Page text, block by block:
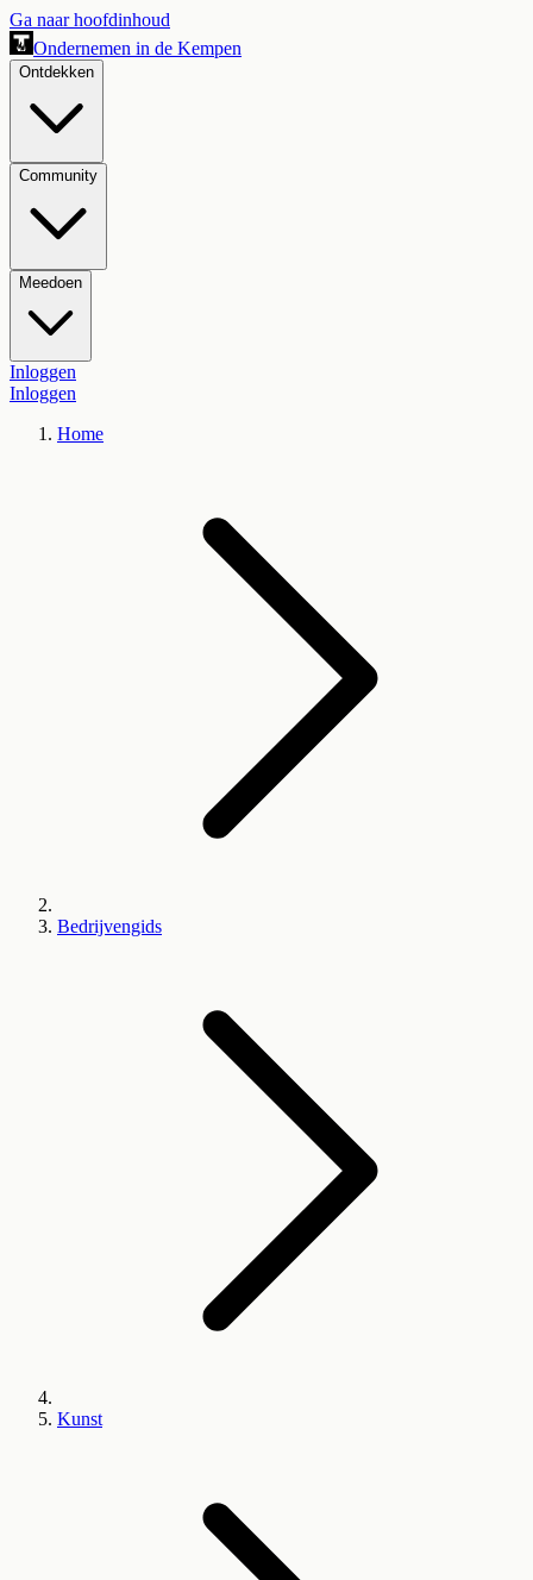
Ga naar hoofdinhoud
Ondernemen in de Kempen
Ontdekken
Community
Meedoen
Inloggen
Inloggen
Home
Bedrijvengids
Kunst